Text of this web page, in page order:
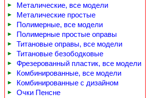
► Металические, все модели
► Металические простые
► Полимерные, все модели
► Полимерные простые оправы
► Титановые оправы, все модели
► Титановые безободковые
► Фрезерованный пластик, все модели
► Комбинированные, все модели
► Комбинированные с дизайном
►
Очки Пенсне